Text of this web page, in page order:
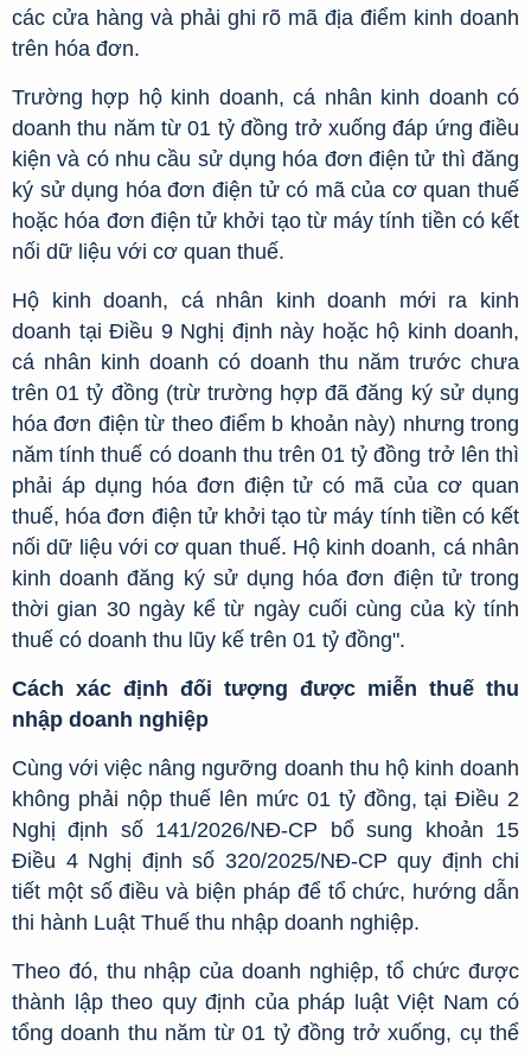
các cửa hàng và phải ghi rõ mã địa điểm kinh doanh
trên hóa đơn.
Trường hợp hộ kinh doanh, cá nhân kinh doanh có
doanh thu năm từ 01 tỷ đồng trở xuống đáp ứng điều
kiện và có nhu cầu sử dụng hóa đơn điện tử thì đăng
ký sử dụng hóa đơn điện tử có mã của cơ quan thuế
hoặc hóa đơn điện tử khởi tạo từ máy tính tiền có kết
nối dữ liệu với cơ quan thuế.
Hộ kinh doanh, cá nhân kinh doanh mới ra kinh
doanh tại Điều 9 Nghị định này hoặc hộ kinh doanh,
cá nhân kinh doanh có doanh thu năm trước chưa
trên 01 tỷ đồng (trừ trường hợp đã đăng ký sử dụng
hóa đơn điện từ theo điểm b khoản này) nhưng trong
năm tính thuế có doanh thu trên 01 tỷ đồng trở lên thì
phải áp dụng hóa đơn điện tử có mã của cơ quan
thuế, hóa đơn điện tử khởi tạo từ máy tính tiền có kết
nối dữ liệu với cơ quan thuế. Hộ kinh doanh, cá nhân
kinh doanh đăng ký sử dụng hóa đơn điện tử trong
thời gian 30 ngày kể từ ngày cuối cùng của kỳ tính
thuế có doanh thu lũy kế trên 01 tỷ đồng".
Cách xác định đối tượng được miễn thuế thu
nhập doanh nghiệp
Cùng với việc nâng ngưỡng doanh thu hộ kinh doanh
không phải nộp thuế lên mức 01 tỷ đồng, tại Điều 2
Nghị định số 141/2026/NĐ-CP bổ sung khoản 15
Điều 4 Nghị định số 320/2025/NĐ-CP quy định chi
tiết một số điều và biện pháp để tổ chức, hướng dẫn
thi hành Luật Thuế thu nhập doanh nghiệp.
Theo đó, thu nhập của doanh nghiệp, tổ chức được
thành lập theo quy định của pháp luật Việt Nam có
tổng doanh thu năm từ 01 tỷ đồng trở xuống, cụ thể